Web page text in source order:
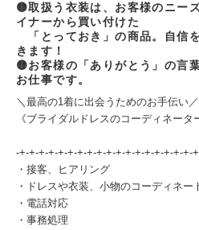
🟡取扱う衣装は、お客様のニー
イナーから買い付けた
「とっておき」の商品。自信
きます！
🟡お客様の「ありがとう」の言
お仕事です。
＼最高の1着に出会うためのお手伝い／
《ブライダルドレスのコーディネータ
-+-+-+-+-+-+-+-+-+-+-+-+-+-+-+-+-+-+-
・接客、ヒアリング
・ドレスや衣装、小物のコーディネー
・電話対応
・事務処理